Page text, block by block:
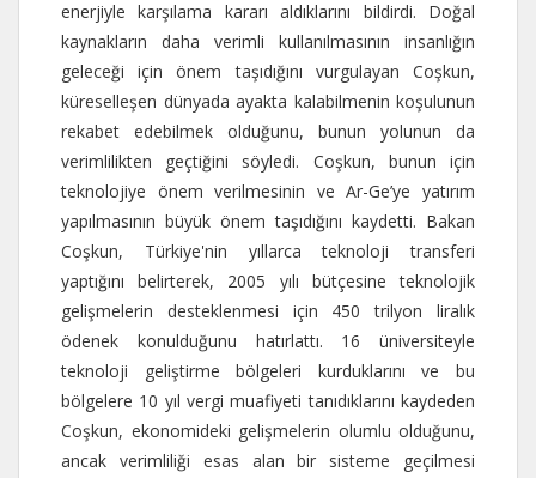
enerjiyle karşılama kararı aldıklarını bildirdi. Doğal
kaynakların daha verimli kullanılmasının insanlığın
geleceği için önem taşıdığını vurgulayan Coşkun,
küreselleşen dünyada ayakta kalabilmenin koşulunun
rekabet edebilmek olduğunu, bunun yolunun da
verimlilikten geçtiğini söyledi. Coşkun, bunun için
teknolojiye önem verilmesinin ve Ar-Ge’ye yatırım
yapılmasının büyük önem taşıdığını kaydetti. Bakan
Coşkun, Türkiye'nin yıllarca teknoloji transferi
yaptığını belirterek, 2005 yılı bütçesine teknolojik
gelişmelerin desteklenmesi için 450 trilyon liralık
ödenek konulduğunu hatırlattı. 16 üniversiteyle
teknoloji geliştirme bölgeleri kurduklarını ve bu
bölgelere 10 yıl vergi muafiyeti tanıdıklarını kaydeden
Coşkun, ekonomideki gelişmelerin olumlu olduğunu,
ancak verimliliği esas alan bir sisteme geçilmesi